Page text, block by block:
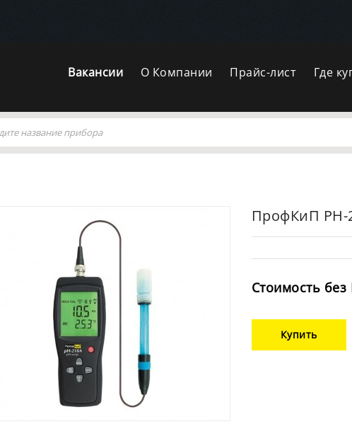
Вакансии О Компании Прайс-лист Где
ПрофКиП PH-
Стоимость
Купить